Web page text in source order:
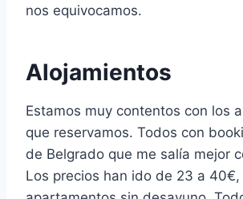
nos equivocamos.
Alojamientos
Estamos muy contentos con los
que reservamos. Todos con
de Belgrado que me salía mejor
Los precios han ido de 23 a 40€,